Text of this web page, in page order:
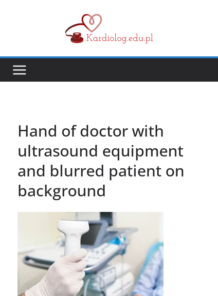
Hand of doctor with
ultrasound equipment
and blurred patient on
background